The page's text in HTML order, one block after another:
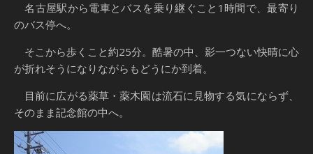
名古屋駅から電車とバスを乗り継ぐこと1時間で、最寄り
のバス停へ。
そこから歩くこと約25分。酷暑の中、影一つない快晴に心
が折れそうになりながらもどうにか到着。
目前に広がる薬草・薬木園は流石に見物する気にならず、
そのまま記念館の中へ。